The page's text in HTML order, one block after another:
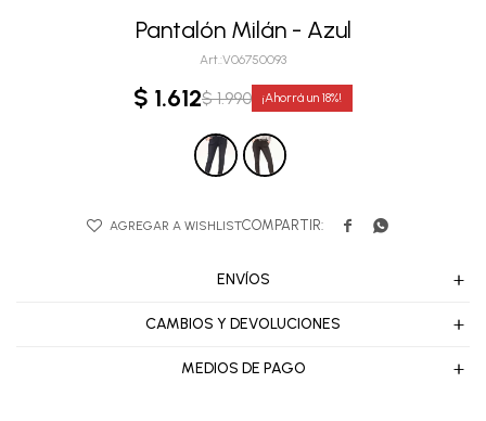
Pantalón Milán - Azul
V06750093
$ 1.612$ 1.990 18
 
ENVÍOS
CAMBIOS Y DEVOLUCIONES
MEDIOS DE PAGO